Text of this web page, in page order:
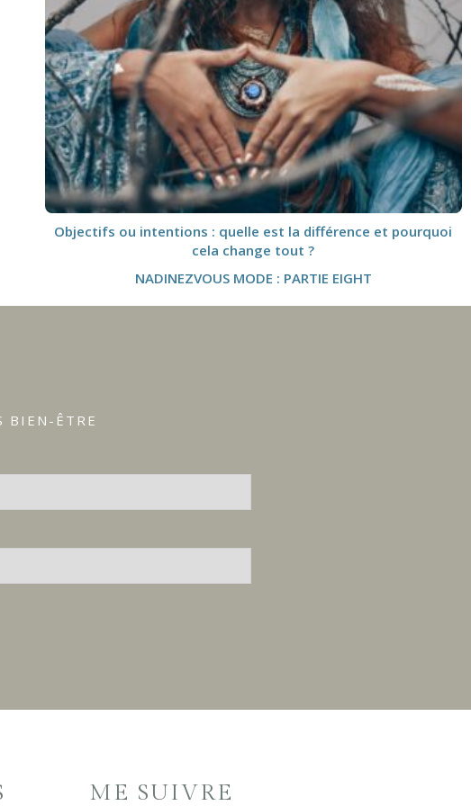
Objectifs ou intentions : quelle est la différence et pourquoi
cela change tout ?
NADINEZVOUS MODE : PARTIE EIGHT
BIEN-ÊTRE
ME SUIVRE